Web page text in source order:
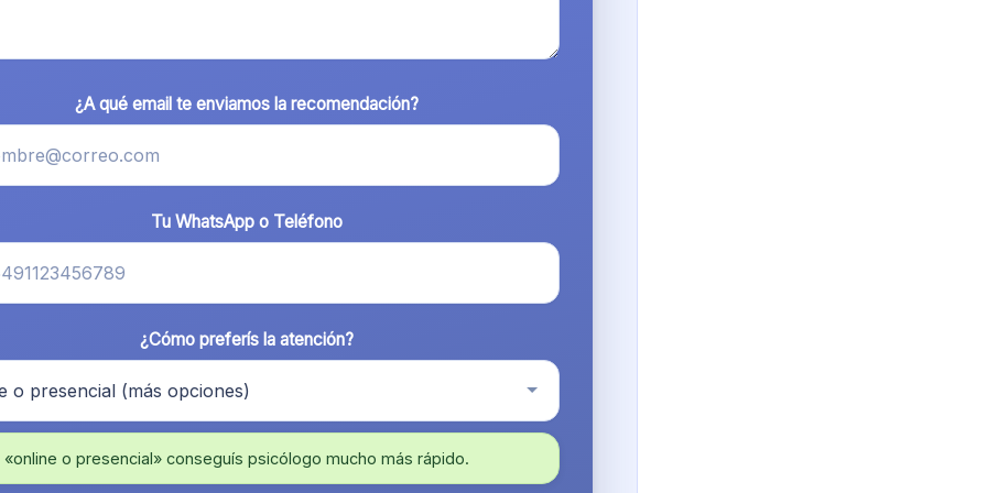
¿A qué email te enviamos la recomendación?
Tu WhatsApp o Teléfono
¿Cómo preferís la atención?
«online o presencial» conseguís psicólogo mucho más rápido.